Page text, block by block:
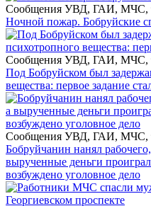
Сообщения УВД, ГАИ, МЧС,
Ночной пожар. Бобруйские
Сообщения УВД, ГАИ, МЧС,
Под Бобруйском был
вещества: первое задание
Сообщения УВД, ГАИ, МЧС,
Бобруйчанин нанял
вырученные деньги
возбуждено уголовное дело